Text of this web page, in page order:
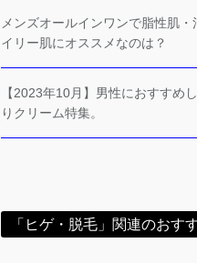
メンズオールインワンで脂性肌・
イリー肌にオススメなのは？
【2023年10月】男性におすすめ
りクリーム特集。
「ヒゲ・脱毛」関連のおす